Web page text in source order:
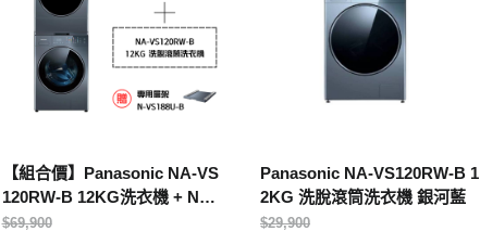
【組合價】Panasonic NA-VS
120RW-B 12KG洗衣機 + NH-
VS100HP-B 10KG乾衣機 贈
$69,900
Panasonic NA-VS120RW-B 1
2KG 洗脫滾筒洗衣機 銀河藍
$29,900